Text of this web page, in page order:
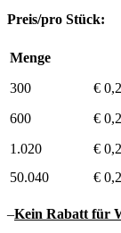
Preis/pro Stück:
Menge
300
€
600
€
1.020
€
50.040
€
–Kein Rabatt für